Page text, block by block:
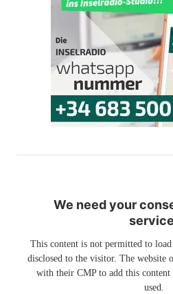
We need your
This content is not permitted to
disclosed to the visitor. The website
with their CMP to add this
used.